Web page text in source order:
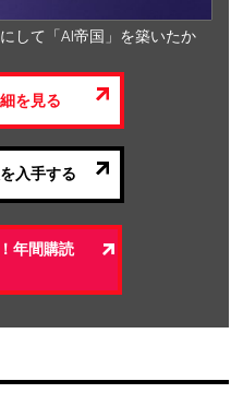
して「AI帝国」を築いたか
を見る
入手する
年間購読